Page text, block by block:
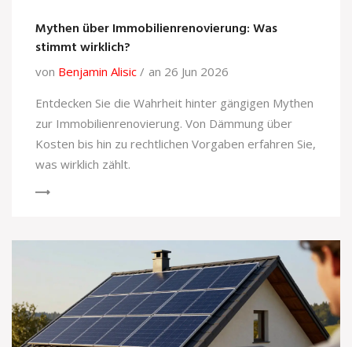
Mythen über Immobilienrenovierung: Was
stimmt wirklich?
von Benjamin Alisic
an 26 Jun 2026
Entdecken Sie die Wahrheit hinter gängigen Mythen
zur Immobilienrenovierung. Von Dämmung über
Kosten bis hin zu rechtlichen Vorgaben erfahren Sie,
was wirklich zählt.